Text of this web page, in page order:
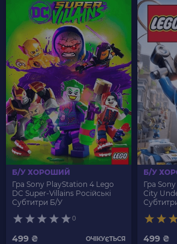
Б/У ХОРОШИЙ
Гра Sony PlayStation 4 Lego
DC Super-Villains Російські
Субтитри Б/У
0
499 ₴ ОЧІКУЄТЬСЯ
Б/У
Гра
City
499 ₴